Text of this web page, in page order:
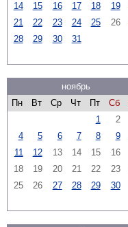
14
15 16 17 18 19
21
22 23 24 25 26
28
29 30 31
ноябрь
Пн
Вт Ср Чт Пт Сб
1
2
4
5 6 7 8 9
11
12 13 14 15 16
18
19 20 21 22 23
25
26 27 28 29 30